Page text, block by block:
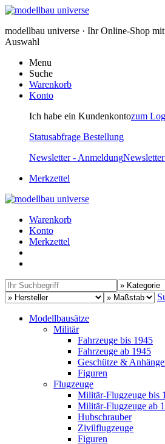
modellbau universe · Ihr Online-Shop
Auswahl
Menu
Suche
Warenkorb
Konto
Ich habe ein Kundenkontozum
Statusabfrage Bestellung
Newsletter - Anmeldung
Merkzettel
Warenkorb
Konto
Merkzettel
Modellbausätze
Militär
Fahrzeuge bis 1945
Fahrzeuge ab 1945
Geschütze &
Figuren
Flugzeuge
Militär-Flugzeuge bis
Militär-Flugzeuge ab
Hubschrauber
Zivilflugzeuge
Figuren